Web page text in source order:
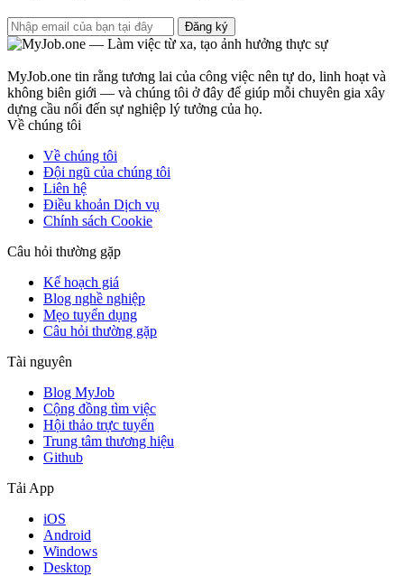
Đăng ký
MyJob.one tin rằng tương lai của công việc nên tự do, linh hoạt và
không biên giới — và chúng tôi ở đây để giúp mỗi chuyên gia xây
dựng cầu nối đến sự nghiệp lý tưởng của họ.
Về chúng tôi
Về chúng tôi
Đội ngũ của chúng tôi
Liên hệ
Điều khoản Dịch vụ
Chính sách Cookie
Câu hỏi thường gặp
Kế hoạch giá
Blog nghề nghiệp
Mẹo tuyển dụng
Câu hỏi thường gặp
Tài nguyên
Blog MyJob
Cộng đồng tìm việc
Hội thảo trực tuyến
Trung tâm thương hiệu
Github
Tải App
iOS
Android
Windows
Desktop